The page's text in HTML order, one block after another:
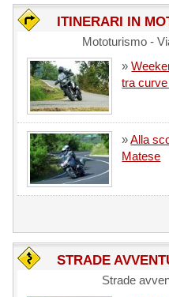
ITINERARI IN
Mototurismo -
»
tra
»Alla
Matese
STRADE
Strade